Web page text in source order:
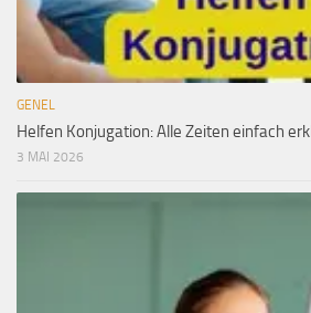
GENEL
Helfen Konjugation: Alle Zeiten einfach
3 MAI 2026